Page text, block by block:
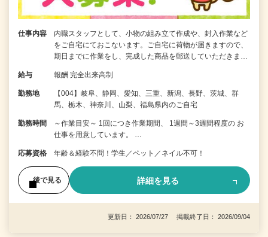
仕事内容
内職スタッフとして、小物の組み立て作成や、封入作業など
をご自宅にておこないます。ご自宅に荷物が届きますので、
期日までに作業をし、完成した商品を郵送していただきま…
給与 報酬 完全出来高制
勤務地
【004】岐阜、静岡、愛知、三重、新潟、長野、茨城、群
馬、栃木、神奈川、山梨、福島県内のご自宅
勤務時間
～作業目安～ 1回につき作業期間、 1週間～3週間程度の お
仕事を用意しています。 …
応募資格 年齢＆経験不問！学生／ペット／ネイル不可！
後で見る 詳細を見る
更新日： 2026/07/27 掲載終了日： 2026/09/04